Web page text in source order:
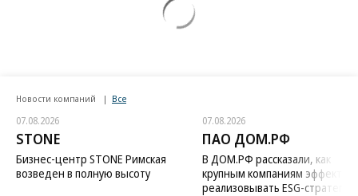
Новости компаний Все
07.08.2026
STONE
Бизнес-центр STONE Римская
возведен в полную высоту
07.08.2026
ПАО ДОМ.РФ
В ДОМ.РФ рассказали, как
крупным компаниям
реализовывать ESG-стратегию